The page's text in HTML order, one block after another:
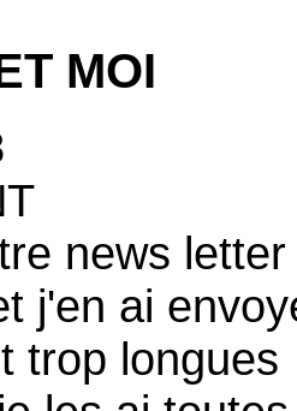
MOI
news
j'en ai
trop longues